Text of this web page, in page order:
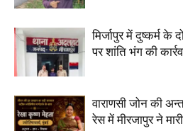
मिर्जापुर में दुष्कर्म के
पर शांति भंग की
वाराणसी जोन की
रेस में मीरजापुर ने